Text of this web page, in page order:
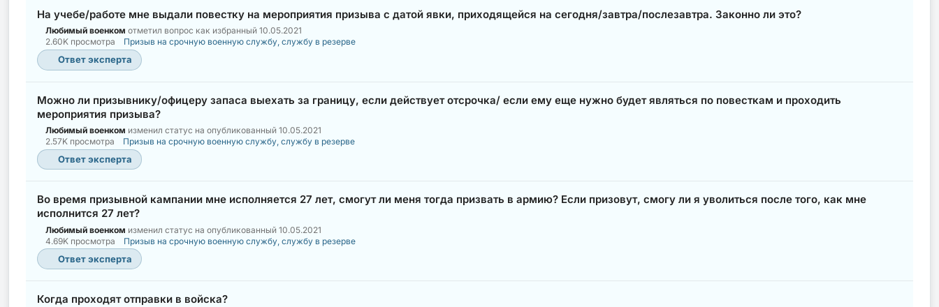
На учебе/работе мне выдали повестку на мероприятия призыва с датой явки, приходящейся на сегодня/завтра/послезавтра. Законно ли это?
Любимый военком отметил вопрос как избранный 10.05.2021
2.60K просмотра
Призыв на срочную военную службу, службу в резерве
Ответ эксперта
Можно ли призывнику/офицеру запаса выехать за границу, если действует отсрочка/ если ему еще нужно будет являться по повесткам и проходить
мероприятия призыва?
Любимый военком изменил статус на опубликованный 10.05.2021
2.57K просмотра
Призыв на срочную военную службу, службу в резерве
Ответ эксперта
Во время призывной кампании мне исполняется 27 лет, смогут ли меня тогда призвать в армию? Если призовут, смогу ли я уволиться после того, как мне
исполнится 27 лет?
Любимый военком изменил статус на опубликованный 10.05.2021
4.69K просмотра
Призыв на срочную военную службу, службу в резерве
Ответ эксперта
Когда проходят отправки в войска?